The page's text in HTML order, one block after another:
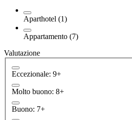
Aparthotel (1)
Appartamento (7)
Valutazione
Eccezionale: 9+
Molto buono: 8+
Buono: 7+